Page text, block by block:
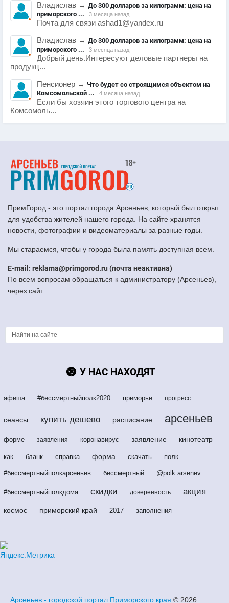
Владислав → До 300 долларов за килограмм: цена на
приморского ...
3 месяца назад
Почта для связи ashad1@yandex.ru
Владислав → До 300 долларов за килограмм: цена на
приморского ...
3 месяца назад
Добрый день.Интересуют деловые партнеры на
продукц...
Пенсионер → Что будет со строящимся объектом на
Комсомольской ...
4 месяца назад
Если бы хозяин этого торгового центра на
Комсомоль...
ПримГород - это портал города Арсеньев, который был открыт
для удобства жителей нашего города. На сайте хранятся
новости, фотографии и видеоматериалы за разные годы.
Мы стараемся, чтобы у города была память доступная всем.
E-mail: reklama@primgorod.ru (почта неактивна)
По всем вопросам обращаться к администратору (Арсеньев),
через сайт.
У НАС НАХОДЯТ
афиша #бессмертныйполк2020 приморье прогресс
сеансы купить дешево расписание арсеньев
форме заявления коронавирус заявление кинотеатр
как бланк справка форма скачать полк
#бессмертныйполкарсеньев бессмертный @polk.arsenev
#бессмертныйполкдома скидки доверенность акция
космос приморский край 2017 заполнения
Арсеньев - городской портал Приморского края © 2026